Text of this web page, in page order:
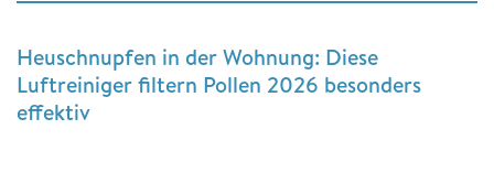
Heuschnupfen in der Wohnung: Diese
Luftreiniger filtern Pollen 2026 besonders
effektiv